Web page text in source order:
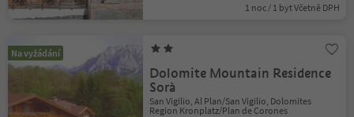
1 noc / 1 byt Včetně DPH
Na vyžádání
Dolomite Mountain Residence
Sorà
San Vigilio, Al Plan/San Vigilio, Dolomites
Region Kronplatz/Plan de Corones